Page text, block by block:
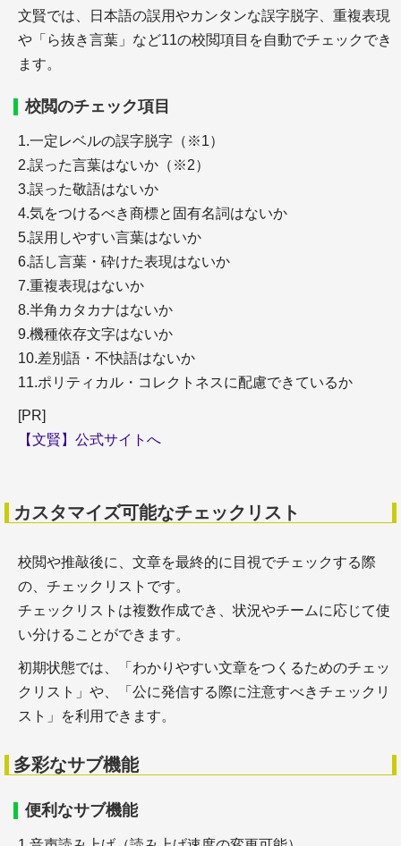
＋【ツールの使い方】SE Ranking－5週間の使用中
＋【体験レポート】SE Rankingの14日間の試用期間
中にトラフィック予測が6割増に
WEBマーケティング
＋WEBマーケティングの施策の種類
＋バックオーダー、オークションで期限切れになる
＋中古ドメイン販売屋さんを使って購入してみる
著作権の知識
＋引用文献と引用の要件
文賢では、日本語の誤用やカンタンな誤字脱字、重複表現
や「ら抜き言葉」など11の校閲項目を自動でチェックでき
ます。
校閲のチェック項目
1.一定レベルの誤字脱字（※1）
2.誤った言葉はないか（※2）
3.誤った敬語はないか
4.気をつけるべき商標と固有名詞はないか
5.誤用しやすい言葉はないか
6.話し言葉・砕けた表現はないか
7.重複表現はないか
8.半角カタカナはないか
9.機種依存文字はないか
10.差別語・不快語はないか
11.ポリティカル・コレクトネスに配慮できているか
[PR]
【文賢】公式サイトへ
カスタマイズ可能なチェックリスト
校閲や推敲後に、文章を最終的に目視でチェックする際
の、チェックリストです。
チェックリストは複数作成でき、状況やチームに応じて使
い分けることができます。
初期状態では、「わかりやすい文章をつくるためのチェッ
クリスト」や、「公に発信する際に注意すべきチェックリ
スト」を利用できます。
多彩なサブ機能
便利なサブ機能